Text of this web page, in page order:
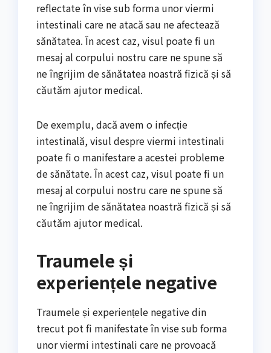
reflectate în vise sub forma unor viermi
intestinali care ne atacă sau ne afectează
sănătatea. În acest caz, visul poate fi un
mesaj al corpului nostru care ne spune să
ne îngrijim de sănătatea noastră fizică și să
căutăm ajutor medical.
De exemplu, dacă avem o infecție
intestinală, visul despre viermi intestinali
poate fi o manifestare a acestei probleme
de sănătate. În acest caz, visul poate fi un
mesaj al corpului nostru care ne spune să
ne îngrijim de sănătatea noastră fizică și să
căutăm ajutor medical.
Traumele și
experiențele negative
Traumele și experiențele negative din
trecut pot fi manifestate în vise sub forma
unor viermi intestinali care ne provoacă